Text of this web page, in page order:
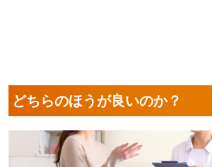
どちらのほうが良いのか？